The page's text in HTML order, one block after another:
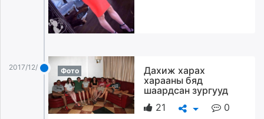
2017/12/01 Фото
Дахиж харах
харааны бяд
шаардсан зургууд
21
0